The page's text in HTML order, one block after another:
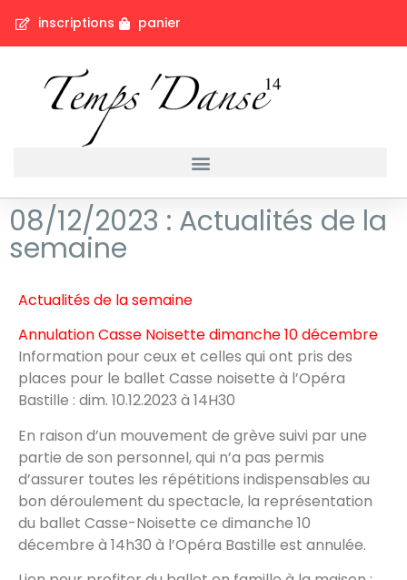
inscriptions panier
08/12/2023 : Actualités de la
semaine
Actualités de la semaine
Annulation Casse Noisette dimanche 10 décembre
Information pour ceux et celles qui ont pris des
places pour le ballet Casse noisette à l’Opéra
Bastille : dim. 10.12.2023 à 14H30
En raison d’un mouvement de grève suivi par une
partie de son personnel, qui n’a pas permis
d’assurer toutes les répétitions indispensables au
bon déroulement du spectacle, la représentation
du ballet Casse-Noisette ce dimanche 10
décembre à 14h30 à l’Opéra Bastille est annulée.